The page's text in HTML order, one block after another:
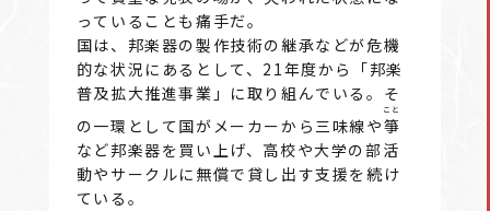
っていることも痛手だ。
国は、邦楽器の製作技術の継承などが危機
的な状況にあるとして、21年度から「邦楽
普及拡大推進事業」に取り組んでいる。そ
の一環として国がメーカーから三味線や箏
こと
など邦楽器を買い上げ、高校や大学の部活
動やサークルに無償で貸し出す支援を続け
ている。